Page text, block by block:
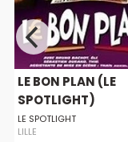
LE BON PLAN (LE
SPOTLIGHT)
LE SPOTLIGHT
LILLE